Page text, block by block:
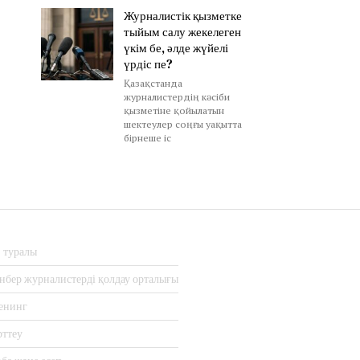
Журналистік қызметке
тыйым салу жекелеген
үкім бе, әлде жүйелі
үрдіс пе?
Қазақстанда
журналистердің кәсіби
қызметіне қойылатын
шектеулер соңғы уақытта
бірнеше іс
туралы
журналистерді қолдау орталығы